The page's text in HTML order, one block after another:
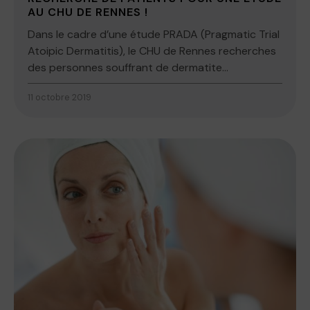
AU CHU DE RENNES !
Dans le cadre d’une étude PRADA (Pragmatic Trial
Atoipic Dermatitis), le CHU de Rennes recherches
des personnes souffrant de dermatite...
11 octobre 2019